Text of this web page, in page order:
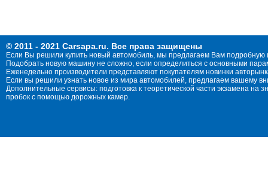
© 2011 - 2021 Carsapa.ru. Все права защищены
Если Вы решили купить новый автомобиль, мы предлагаем Вам
Подобрать новую машину не сложно, если определиться с основными
Еженедельно производители представляют покупателям новинки
Если вы решили узнать новое из мира автомобилей, предлагаем вашему
Дополнительные сервисы: подготовка к теоретической части экзамена
пробок с помощью дорожных камер.